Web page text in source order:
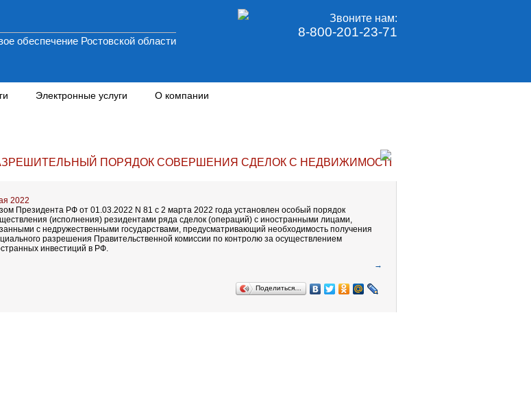
обеспечение Ростовской области
Звоните нам:
8-800-201-23-71
Электронные услуги О компании
ПОРЯДОК СОВЕРШЕНИЯ СДЕЛОК С НЕДВИЖИМОСТЬЮ И ЦЕННЫМИ
2022
Президента РФ от 01.03.2022 N 81 с 2 марта 2022 года установлен особый порядок
(исполнения) резидентами ряда сделок (операций) с иностранными лицами,
с недружественными государствами, предусматривающий необходимость получения
разрешения Правительственной комиссии по контролю за осуществлением
инвестиций в РФ.
→
Поделиться…